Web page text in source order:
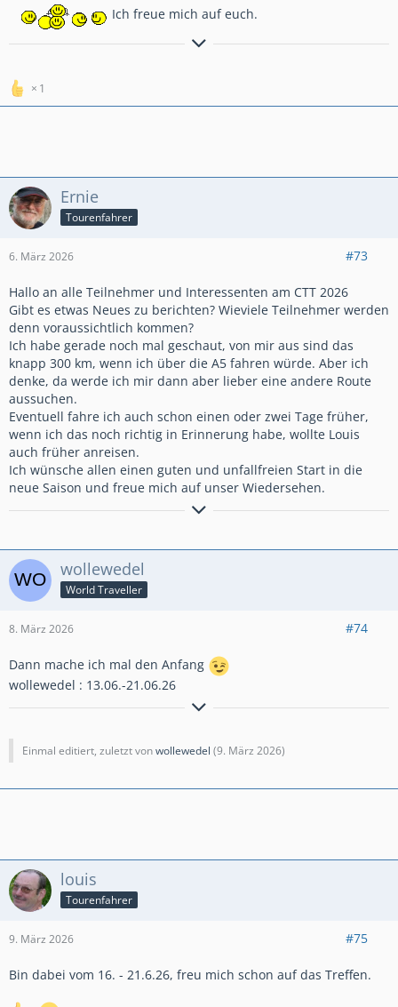
Ich freue mich auf euch.
GlG.Wolfgang aus dem schönen Bergischen Land
1
Ernie
Tourenfahrer
6. März 2026 #73
Hallo an alle Teilnehmer und Interessenten am CTT 2026
Gibt es etwas Neues zu berichten? Wieviele Teilnehmer werden
denn voraussichtlich kommen?
Ich habe gerade noch mal geschaut, von mir aus sind das
knapp 300 km, wenn ich über die A5 fahren würde. Aber ich
denke, da werde ich mir dann aber lieber eine andere Route
aussuchen.
Eventuell fahre ich auch schon einen oder zwei Tage früher,
wenn ich das noch richtig in Erinnerung habe, wollte Louis
auch früher anreisen.
Ich wünsche allen einen guten und unfallfreien Start in die
neue Saison und freue mich auf unser Wiedersehen.
der sich auf das CTT2026
freut.....
wollewedel
World Traveller
8. März 2026 #74
Dann mache ich mal den Anfang
wollewedel : 13.06.-21.06.26
GlG.Wolfgang aus dem schönen Bergischen Land
Einmal editiert, zuletzt vonwollewedel (9. März 2026)
louis
Tourenfahrer
9. März 2026 #75
Bin dabei vom 16. - 21.6.26, freu mich schon auf das Treffen.